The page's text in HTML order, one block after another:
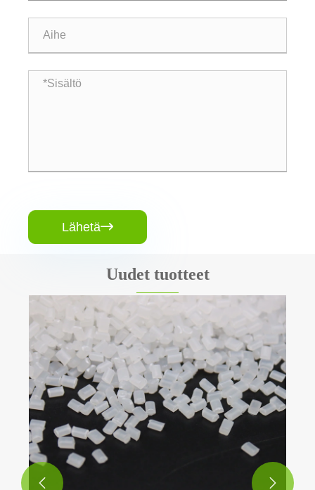
Lähetä
Uudet tuotteet
 